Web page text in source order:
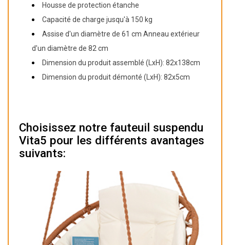
Housse de protection étanche
Capacité de charge jusqu'à 150 kg
Assise d'un diamètre de 61 cm Anneau extérieur
d'un diamètre de 82 cm
Dimension du produit assemblé (LxH): 82x138cm
Dimension du produit démonté (LxH): 82x5cm
Choisissez notre fauteuil suspendu
Vita5 pour les différents avantages
suivants: